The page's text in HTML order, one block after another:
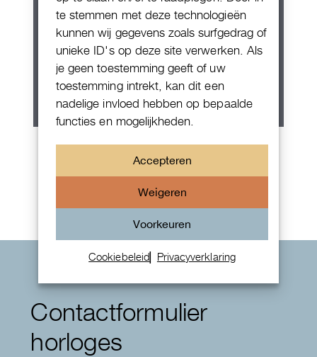
te stemmen met deze technologieën
kunnen wij gegevens zoals surfgedrag of
unieke ID's op deze site verwerken. Als
je geen toestemming geeft of uw
toestemming intrekt, kan dit een
nadelige invloed hebben op bepaalde
functies en mogelijkheden.
Accepteren
Weigeren
Voorkeuren
Cookiebeleid Privacyverklaring
Patek Philippe Annual Calendar
Chornograaf
Contactformulier
horloges